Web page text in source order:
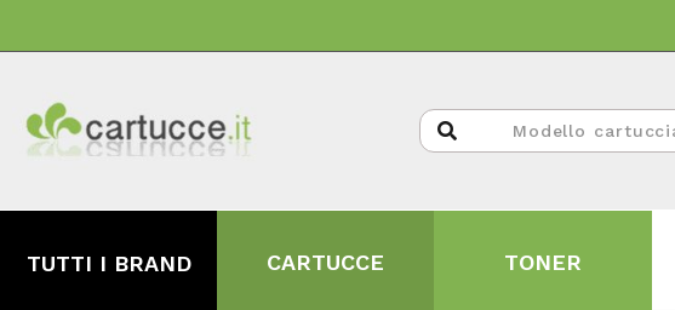
TUTTI I BRAND CARTUCCE TONER